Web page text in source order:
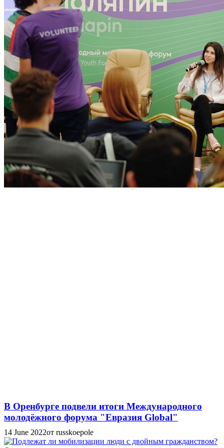
В Оренбурге подвели итоги Международного
молодёжного форума "Евразия Global"
14 June 2022от russkoepole